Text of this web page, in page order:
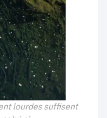
lourdes suffisent